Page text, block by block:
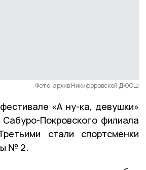
Фото: архив Никифоровской ДЮСШ
«А ну-ка, девушки»
Покровского филиала
стали спортсменки
№ 2.